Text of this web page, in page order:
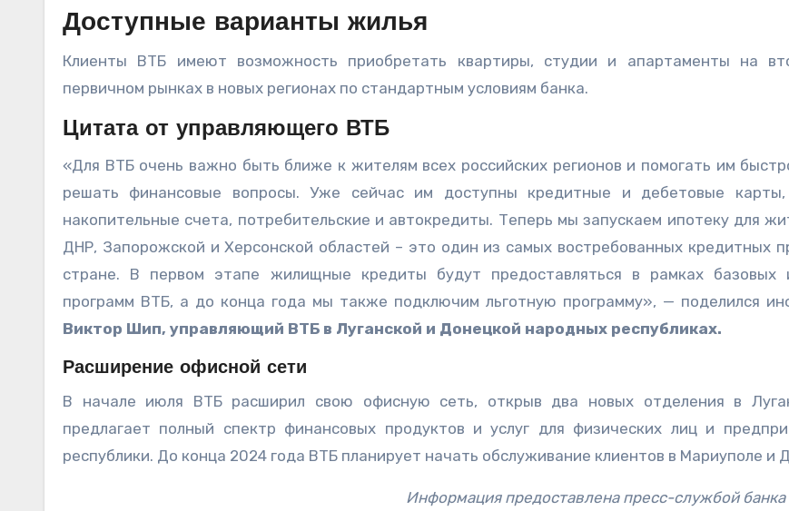
Доступные варианты жилья
Клиенты ВТБ имеют возможность приобретать квартиры, студии и апартаменты на
первичном рынках в новых регионах по стандартным условиям банка.
Цитата от управляющего ВТБ
«Для ВТБ очень важно быть ближе к жителям всех российских регионов и помогать им
решать финансовые вопросы. Уже сейчас им доступны кредитные и дебетовые
накопительные счета, потребительские и автокредиты. Теперь мы запускаем ипотеку для
ДНР, Запорожской и Херсонской областей – это один из самых востребованных кредитных
стране. В первом этапе жилищные кредиты будут предоставляться в рамках базовых
программ ВТБ, а до конца года мы также подключим льготную программу», — поделился
Виктор Шип, управляющий ВТБ в Луганской и Донецкой народных республиках.
Расширение офисной сети
В начале июля ВТБ расширил свою офисную сеть, открыв два новых отделения в
предлагает полный спектр финансовых продуктов и услуг для физических лиц и
республики. До конца 2024 года ВТБ планирует начать обслуживание клиентов в Мариуполе и
Информация предоставлена пресс-службой банка